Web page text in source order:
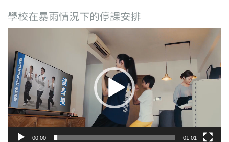
學校在暴雨情況下的停課安排
播
放
器
00:00 01:01